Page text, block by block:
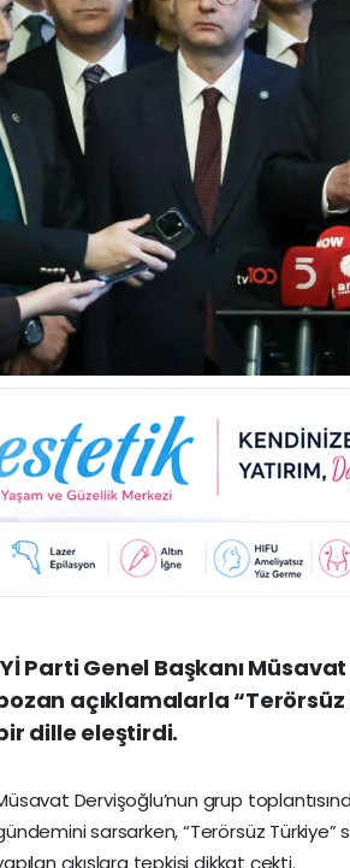
Parti Genel Başkanı
açıklamalarla
dille eleştirdi.
Dervişoğlu’nun grup
sarsarken, “Terörsüz